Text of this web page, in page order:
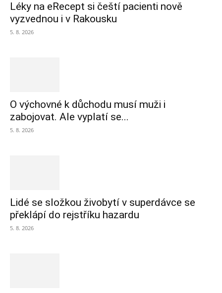
Léky na eRecept si čeští pacienti nově
vyzvednou i v Rakousku
5. 8. 2026
O výchovné k důchodu musí muži i
zabojovat. Ale vyplatí se...
5. 8. 2026
Lidé se složkou živobytí v superdávce se
překlápí do rejstříku hazardu
5. 8. 2026